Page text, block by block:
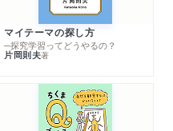
マイテーマの探し方
─探究学習ってどうやるの？
片岡則夫著